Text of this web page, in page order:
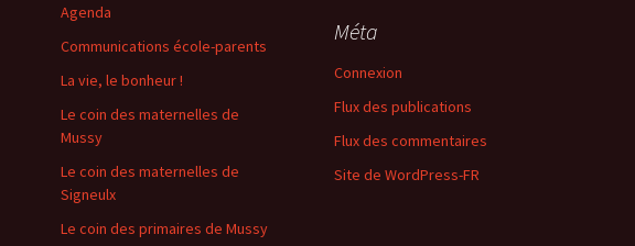
Agenda
Communications école-parents
La vie, le bonheur !
Le coin des maternelles de
Mussy
Le coin des maternelles de
Signeulx
Le coin des primaires de Mussy
Méta
Connexion
Flux des publications
Flux des commentaires
Site de WordPress-FR